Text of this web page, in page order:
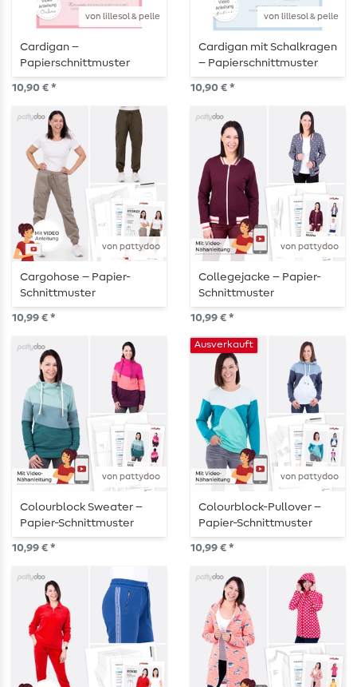
von lillesol & pelle
Cardigan –
Papierschnittmuster
10,90 € *
von lillesol & pelle
Cardigan mit Schalkragen
– Papierschnittmuster
10,90 € *
von pattydoo
Cargohose – Papier-
Schnittmuster
10,99 € *
von pattydoo
Collegejacke – Papier-
Schnittmuster
10,99 € *
von pattydoo
Colourblock Sweater –
Papier-Schnittmuster
10,99 € *
von pattydoo
Ausverkauft
Colourblock-Pullover –
Papier-Schnittmuster
10,99 € *